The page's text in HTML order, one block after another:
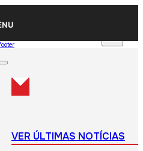
VER ÚLTIMAS NOTÍCIAS